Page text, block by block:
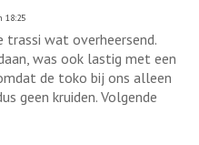
18:25
trassi wat overheersend.
was ook lastig met een
de toko bij ons alleen
geen kruiden. Volgende